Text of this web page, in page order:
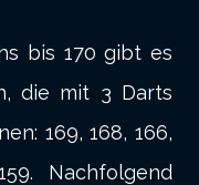
bis 170 gibt es
die mit 3 Darts
169, 168, 166,
Nachfolgend